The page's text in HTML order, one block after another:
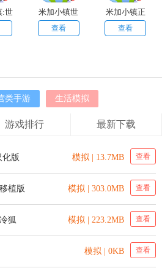
:世
)
米加小镇世
界无广告免
查看
米加小镇正
版
查看
类手游 生活模拟
游戏排行 最新下载
版 模拟 | 13.7MB 查看
植版 模拟 | 303.0MB 查看
狐 模拟 | 223.2MB 查看
模拟 | 0KB 查看